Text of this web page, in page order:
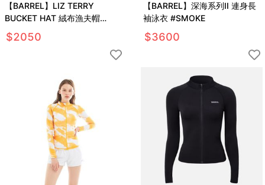
【BARREL】LIZ TERRY
BUCKET HAT 絨布漁夫帽
#PINK
$2050
【BARREL】深海系列II 連身長
袖泳衣 #SMOKE
$3600